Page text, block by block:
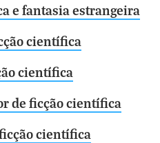
e fantasia estrangeira
científica
científica
de ficção científica
científica